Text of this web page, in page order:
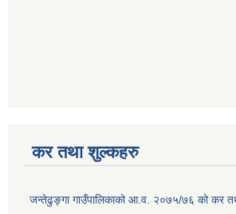
कर तथा शुल्कहरु
जन्तेढुङ्गा गाउँपालिकाको आ.व. २०७५/७६ को कर